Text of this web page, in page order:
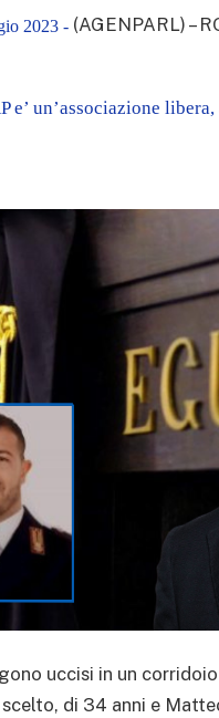
2023 - (AGENPARL) –
un’associazione
uccisi in un
di 34 anni e